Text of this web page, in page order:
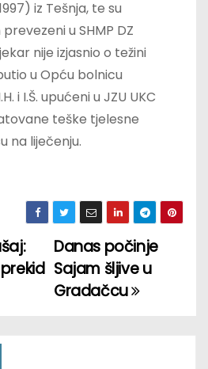
iz Tešnja, te su
u SHMP DZ
nije izjasnio o težini
u Opću bolnicu
i I.Š. upućeni u JZU UKC
teške tjelesne
na liječenju.
Danas počinje
Sajam šljive u
Gradačcu